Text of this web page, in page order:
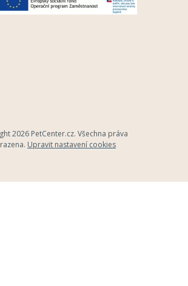
2026 PetCenter.cz. Všechna práva
Upravit nastavení cookies